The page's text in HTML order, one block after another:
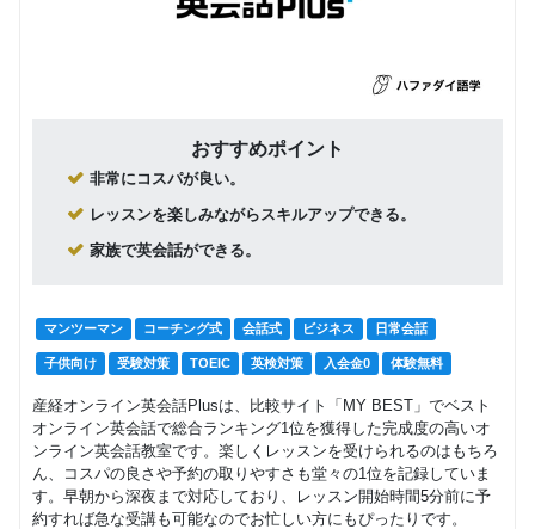
おすすめポイント
非常にコスパが良い。
レッスンを楽しみながらスキルアップできる。
家族で英会話ができる。
マンツーマン コーチング式 会話式 ビジネス 日常会話
子供向け 受験対策 TOEIC 英検対策 入会金0 体験無料
産経オンライン英会話Plusは、比較サイト「MY BEST」でベスト
オンライン英会話で総合ランキング1位を獲得した完成度の高いオ
ンライン英会話教室です。楽しくレッスンを受けられるのはもちろ
ん、コスパの良さや予約の取りやすさも堂々の1位を記録していま
す。早朝から深夜まで対応しており、レッスン開始時間5分前に予
約すれば急な受講も可能なのでお忙しい方にもぴったりです。